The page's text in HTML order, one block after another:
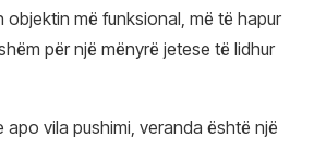
objektin më funksional, më të hapur
për një mënyrë jetese të lidhur
apo vila pushimi, veranda është një